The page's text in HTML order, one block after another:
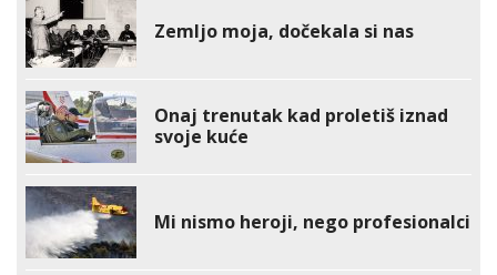
Zemljo moja, dočekala si nas
Onaj trenutak kad proletiš iznad
svoje kuće
Mi nismo heroji, nego profesionalci